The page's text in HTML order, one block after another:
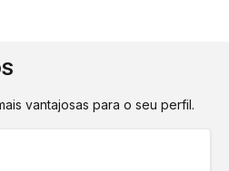
vantajosas para o seu perfil.